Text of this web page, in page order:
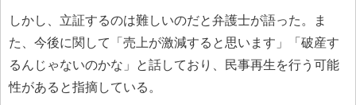
しかし、立証するのは難しいのだと弁護士が語った。ま
た、今後に関して「売上が激減すると思います」「破産す
るんじゃないのかな」と話しており、民事再生を行う可能
性があると指摘している。